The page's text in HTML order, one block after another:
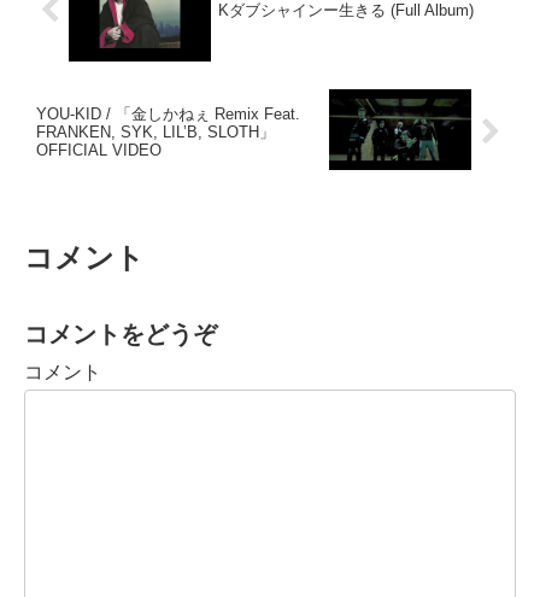
Kダブシャインー生きる (Full Album)
YOU-KID / 「金しかねぇ Remix Feat.
FRANKEN, SYK, LIL’B, SLOTH」
OFFICIAL VIDEO
コメント
コメントをどうぞ
コメント